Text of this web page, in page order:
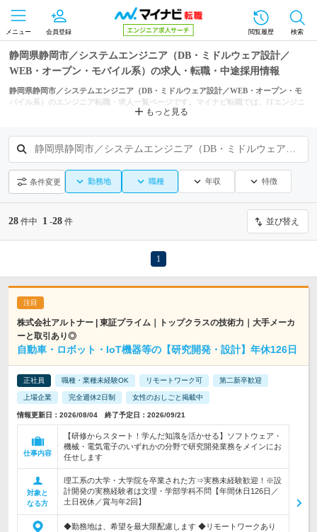
メニュー 会員登録 閲覧履歴 検索
静岡県静岡市／システムエンジニア（DB・ミドルウェア設計／
WEB・オープン・モバイル系）の求人・転職・中途採用情報
静岡県静岡市／システムエンジニア（DB・ミドルウェア設計／WEB・オープン・モ
バイル系）のエンジニア転職・求人一覧ページです。マイナビ転職では、ITエンジニ
アの転職・求人情報を静岡県の市区町村からも探せます。
もっと見る
静岡県静岡市／システムエンジニア（DB・ミドルウェア設計／WEB・オープン・モバイル系）
条件変更 勤務地 職種 年収 特徴
28 件中 1 -28 件 並び替え
1
株式会社アルトナー | 東証プライム｜トップクラスの技術力｜大手メーカ
ーと取引あり◎
自動車・ロボット・IoT機器等の【研究開発・設計】年休126日
正社員 職種・業種未経験OK リモートワーク可 第二新卒歓迎
上場企業 完全週休2日制 女性のおしごと掲載中
情報更新日：2026/08/04 終了予定日：2026/09/21
仕事内容
【研修からスタート！学んだ知識を活かせる】ソフトウェア・
機械・電気電子のいずれかの分野で研究開発業務をメインにお
任せします
対象と
なる方
理工系の大学・大学院を卒業された方⇒実務未経験歓迎！※設
計開発の実務経験者は文理・学部学科不問【年間休日126日／
土日祝休／賞与年2回】
◆勤務地は、希望を最大限配慮します ◆リモートワークあり